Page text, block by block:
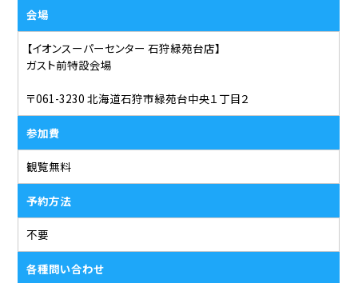
会場
【イオンスーパーセンター 石狩緑苑台店】
ガスト前特設会場
〒061-3230 北海道石狩市緑苑台中央１丁目２
参加費
観覧無料
予約方法
不要
各種問い合わせ